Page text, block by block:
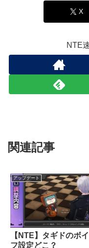
X
NTE
関連記事
アップデート
【NTE】タギドのボ
フ設定どこ？